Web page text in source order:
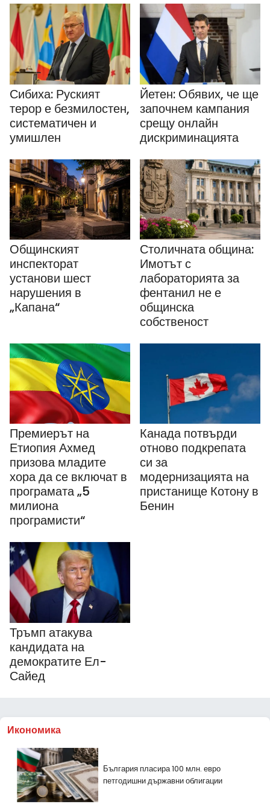
Сибиха: Руският
терор е безмилостен,
систематичен и
умишлен
Йетен: Обявих, че ще
започнем кампания
срещу онлайн
дискриминацията
Общинският
инспекторат
установи шест
нарушения в
„Капана“
Столичната община:
Имотът с
лабораторията за
фентанил не е
общинска
собственост
Премиерът на
Етиопия Ахмед
призова младите
хора да се включат в
програмата „5
милиона
програмисти“
Канада потвърди
отново подкрепата
си за
модернизацията на
пристанище Котону в
Бенин
Тръмп атакува
кандидата на
демократите Ел-
Сайед
Икономика
България пласира 100 млн. евро
петгодишни държавни облигации